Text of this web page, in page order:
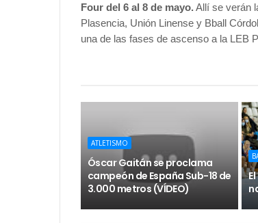
Four del 6 al 8 de mayo. Allí se verán
Plasencia, Unión Linense y Bball
una de las fases de ascenso a la LEB
ATLETISMO
Óscar Gaitán se proclama
campeón de España Sub-18 de
3.000 metros (VÍDEO)